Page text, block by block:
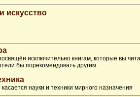
искусство
исключительно книгам, которые вы
бы порекомендовать другим.
касается науки и техники мирного назначения